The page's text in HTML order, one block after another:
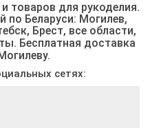
товаров для рукоделия.
по Беларуси: Могилев,
Брест, все области,
Бесплатная доставка
сетях: